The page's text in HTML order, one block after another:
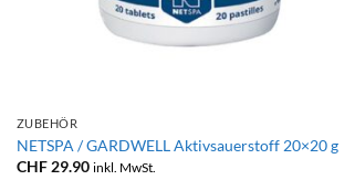
ZUBEHÖR
NETSPA / GARDWELL Aktivsauerstoff 20×20 g
CHF29.90 inkl. MwSt.